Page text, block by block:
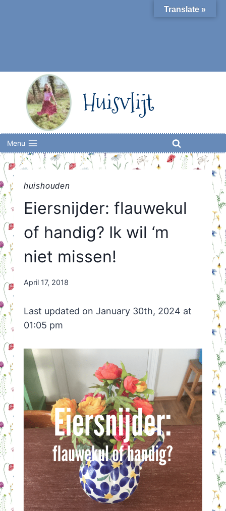
Huisvlijt
Menu
huishouden
Eiersnijder: flauwekul
of handig? Ik wil ‘m
niet missen!
By
April 17, 2018
Last updated on January 30th, 2024 at
01:05 pm
Translate »